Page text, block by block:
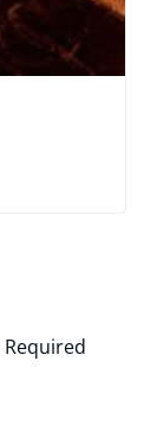
Required